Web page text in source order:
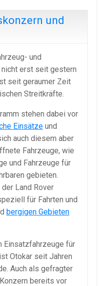
und
und
nicht erst seit gestern
seit geraumer Zeit
Streitkräfte.
stehen dabei vor
Einsätze und
auch diesem aber
Fahrzeuge, wie
und Fahrzeuge für
gebieten.
Land Rover
für Fahrten und
bergigen Gebieten
Einsatzfahrzeuge für
Otokar seit Jahren
Auch als gefragter
bereits vor